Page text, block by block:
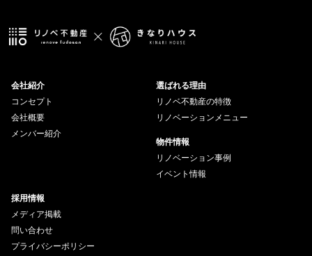
会社紹介
コンセプト
会社概要
メンバー紹介
選ばれる理由
リノベ不動産の特徴
リノベーションメニュー
物件情報
リノベーション事例
イベント情報
採用情報
メディア掲載
問い合わせ
プライバシーポリシー